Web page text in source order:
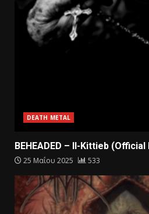
DEATH METAL
BEHEADED – Il-Kittieb
25 Μαΐου 2025 533